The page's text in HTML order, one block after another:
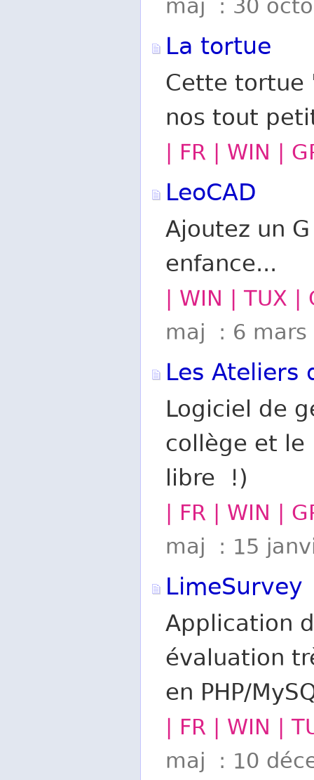
maj : 30
La tortue
Cette tortue
nos tout
| FR | WIN |
LeoCAD
Ajoutez un
enfance...
| WIN | TUX |
maj : 6 mars
Les Ateliers
Logiciel de
collège et le
libre !)
| FR | WIN |
maj : 15
LimeSurvey
Application
évaluation
en PHP/
| FR | WIN |
maj : 10